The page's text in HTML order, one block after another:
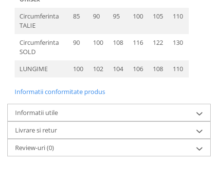
Circumferinta
TALIE
85 90 95 100 105 110
Circumferinta
SOLD
90 100 108 116 122 130
LUNGIME 100 102 104 106 108 110
Informatii conformitate produs
Informatii utile
Livrare si retur
Review-uri(0)